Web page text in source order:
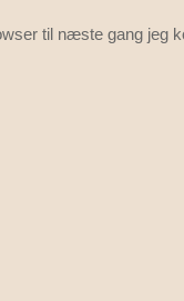
til næste gang jeg